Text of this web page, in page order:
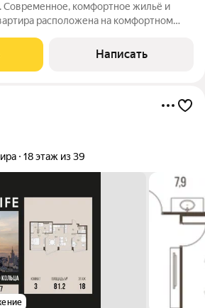
Современное, комфортное жильё и
расположена на комфортном
отличные видовые
рады показать и рассказать
Написать
18 этаж из 39